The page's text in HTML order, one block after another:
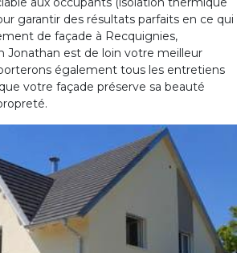
garantir des résultats parfaits en ce qui
de façade à Recquignies,
Jonathan est de loin votre meilleur
également tous les entretiens
votre façade préserve sa beauté